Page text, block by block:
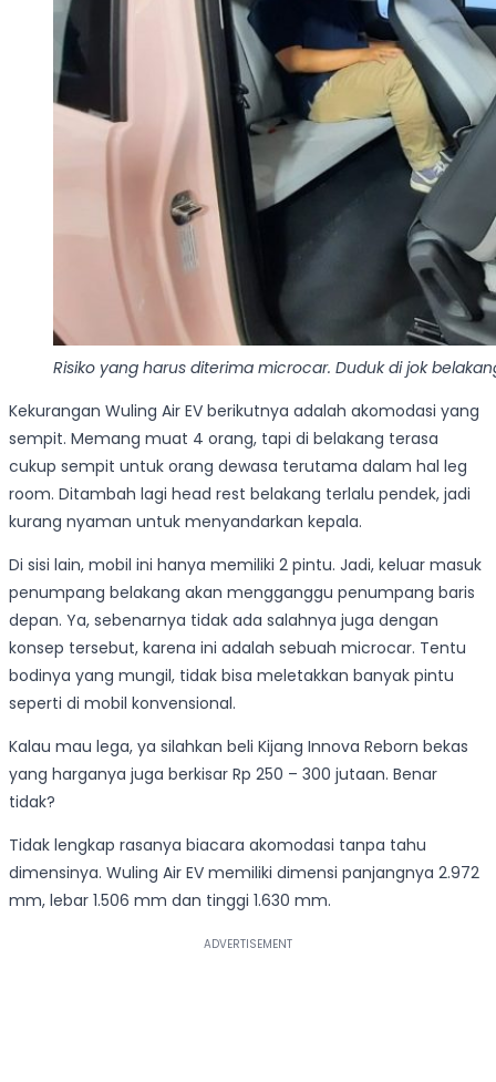
Risiko yang harus diterima microcar. Duduk di jok
Kekurangan Wuling Air EV berikutnya adalah akomodasi yang
sempit. Memang muat 4 orang, tapi di belakang terasa
cukup sempit untuk orang dewasa terutama dalam hal leg
room. Ditambah lagi head rest belakang terlalu pendek, jadi
kurang nyaman untuk menyandarkan kepala.
Di sisi lain, mobil ini hanya memiliki 2 pintu. Jadi, keluar masuk
penumpang belakang akan mengganggu penumpang baris
depan. Ya, sebenarnya tidak ada salahnya juga dengan
konsep tersebut, karena ini adalah sebuah microcar. Tentu
bodinya yang mungil, tidak bisa meletakkan banyak pintu
seperti di mobil konvensional.
Kalau mau lega, ya silahkan beli Kijang Innova Reborn bekas
yang harganya juga berkisar Rp 250 – 300 jutaan. Benar
tidak?
Tidak lengkap rasanya biacara akomodasi tanpa tahu
dimensinya. Wuling Air EV memiliki dimensi panjangnya 2.972
mm, lebar 1.506 mm dan tinggi 1.630 mm.